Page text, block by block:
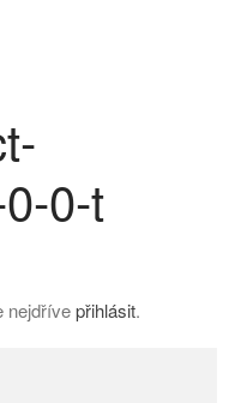
názvu)
>
0-t
nejdřívepřihlásit.